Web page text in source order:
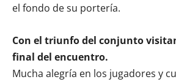
el fondo de su portería.
Con el triunfo del conjunto
final del encuentro.
Mucha alegría en los jugadores y